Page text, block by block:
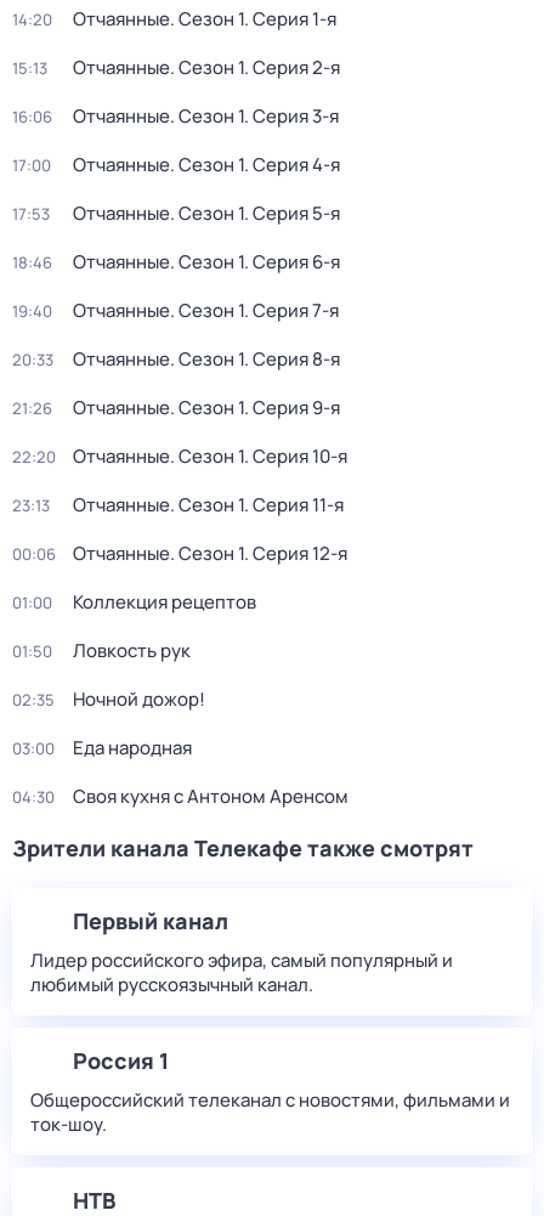
14:20 Отчаянные. Сезон 1. Серия 1-я
15:13 Отчаянные. Сезон 1. Серия 2-я
16:06 Отчаянные. Сезон 1. Серия 3-я
17:00 Отчаянные. Сезон 1. Серия 4-я
17:53 Отчаянные. Сезон 1. Серия 5-я
18:46 Отчаянные. Сезон 1. Серия 6-я
19:40 Отчаянные. Сезон 1. Серия 7-я
20:33 Отчаянные. Сезон 1. Серия 8-я
21:26 Отчаянные. Сезон 1. Серия 9-я
22:20 Отчаянные. Сезон 1. Серия 10-я
23:13 Отчаянные. Сезон 1. Серия 11-я
00:06 Отчаянные. Сезон 1. Серия 12-я
01:00 Коллекция рецептов
01:50 Ловкость рук
02:35 Ночной дожор!
03:00 Еда народная
04:30 Своя кухня с Антоном Аренсом
Зрители канала Телекафе также смотрят
Первый канал
Лидер российского эфира, самый популярный и
любимый русскоязычный канал.
Россия 1
Общероссийский телеканал с новостями, фильмами и
ток-шоу.
НТВ